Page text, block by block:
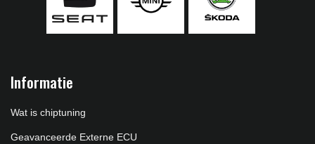
Informatie
Wat is chiptuning
Geavanceerde Externe ECU